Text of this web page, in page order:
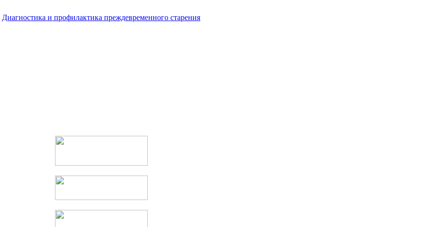
Диагностика и профилактика преждевременного старения